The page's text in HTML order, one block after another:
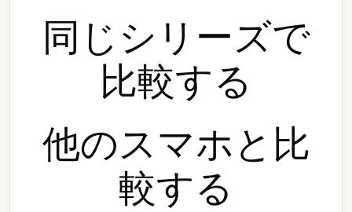
同じシリーズで
比較する
他のスマホと比
較する